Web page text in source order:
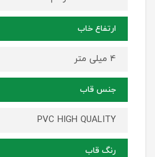
ارتفاع خاب
4 میلی متر
جنس قاب
PVC HIGH QUALITY
رنگ قاب